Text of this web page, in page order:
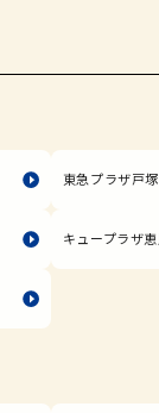
東急プラザ戸塚
キュープラザ